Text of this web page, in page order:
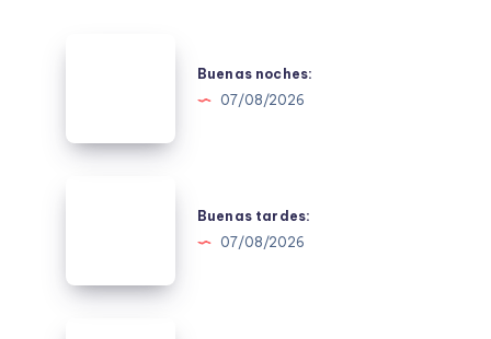
Buenas noches:
07/08/2026
Buenas tardes:
07/08/2026